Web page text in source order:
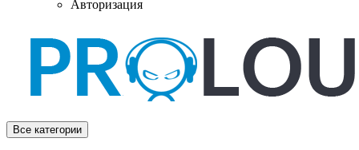
Авторизация
Все категории